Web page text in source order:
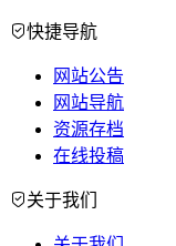
快捷导航
网站公告
网站导航
资源存档
在线投稿
关于我们